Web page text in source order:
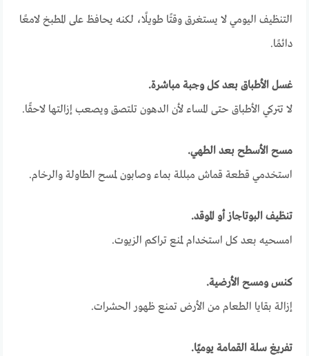
التنظيف اليومي لا يستغرق وقتًا طويلًا، لكنه يحافظ على المطبخ لامعًا
دائمًا.
غسل الأطباق بعد كل وجبة مباشرة.
لا تتركي الأطباق حتى المساء لأن الدهون تلتصق ويصعب إزالتها لاحقًا.
مسح الأسطح بعد الطهي.
استخدمي قطعة قماش مبللة بماء وصابون لمسح الطاولة والرخام.
تنظيف البوتاجاز أو الموقد.
امسحيه بعد كل استخدام لمنع تراكم الزيوت.
كنس ومسح الأرضية.
إزالة بقايا الطعام من الأرض تمنع ظهور الحشرات.
تفريغ سلة القمامة يوميًا.